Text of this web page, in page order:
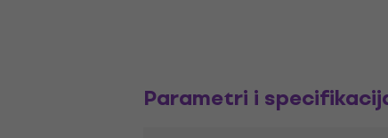
Parametri i